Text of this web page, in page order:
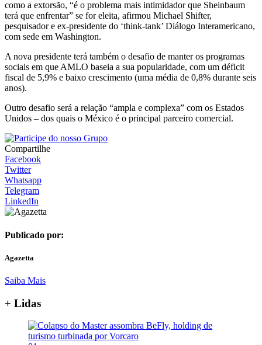
como a extorsão, “é o problema mais intimidador que Sheinbaum
terá que enfrentar” se for eleita, afirmou Michael Shifter,
pesquisador e ex-presidente do ‘think-tank’ Diálogo Interamericano,
com sede em Washington.
A nova presidente terá também o desafio de manter os programas
sociais em que AMLO baseia a sua popularidade, com um déficit
fiscal de 5,9% e baixo crescimento (uma média de 0,8% durante seis
anos).
Outro desafio será a relação “ampla e complexa” com os Estados
Unidos – dos quais o México é o principal parceiro comercial.
Compartilhe
Facebook
Twitter
Whatsapp
Telegram
LinkedIn
Publicado por:
Agazetta
Saiba Mais
+ Lidas